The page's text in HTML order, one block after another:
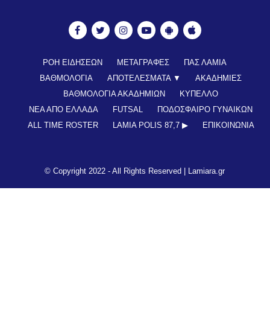
ΡΟΗ ΕΙΔΗΣΕΩΝ ΜΕΤΑΓΡΑΦΕΣ
ΠΑΣ ΛΑΜΙΑ
ΒΑΘΜΟΛΟΓΙΑ
ΑΠΟΤΕΛΕΣΜΑΤΑ ▼
ΑΚΑΔΗΜΙΕΣ
ΒΑΘΜΟΛΟΓΙΑ ΑΚΑΔΗΜΙΩΝ
ΚΥΠΕΛΛΟ
ΝΕΑ ΑΠΟ ΕΛΛΑΔΑ
FUTSAL
ΠΟΔΟΣΦΑΙΡΟ ΓΥΝΑΙΚΩΝ
ALL TIME ROSTER
LAMIA POLIS 87,7 ▶︎ ΕΠΙΚΟΙΝΩΝΊΑ
© Copyright 2022 - All Rights Reserved | Lamiara.gr